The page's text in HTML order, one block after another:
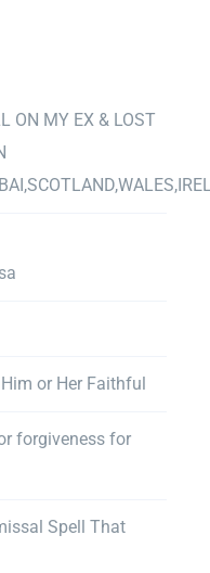
ON MY EX & LOST
or Her Faithful
forgiveness for
Spell That